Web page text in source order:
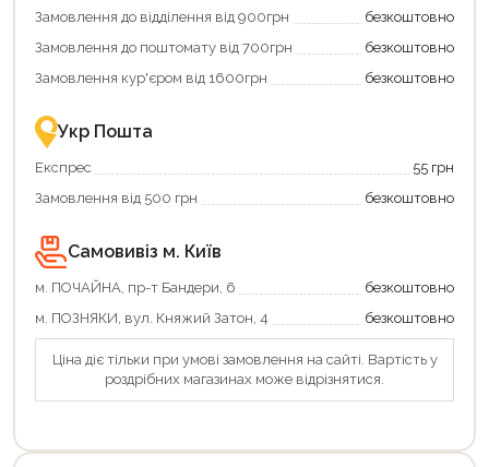
переваги!
картою
єКнига
–
зручно
та
Замовлення до відділення від 900грн
безкоштовно
Замовлення до поштомату від 700грн
безкоштовно
Замовлення кур'єром від 1600грн
безкоштовно
Укр Пошта
Експрес
55 грн
Замовлення від 500 грн
безкоштовно
Самовивіз м. Київ
м. ПОЧАЙНА, пр-т Бандери, 6
безкоштовно
м. ПОЗНЯКИ, вул. Княжий Затон, 4
безкоштовно
Ціна діє тільки при умові замовлення на сайті. Вартість у
роздрібних магазинах може відрізнятися.